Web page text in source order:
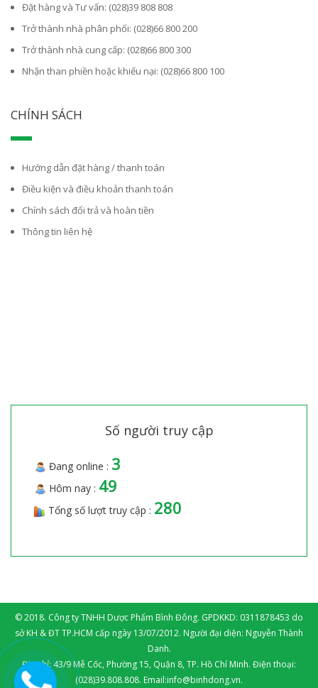
Đặt hàng và Tư vấn: (028)39 808 808
Trở thành nhà phân phối: (028)66 800 200
Trở thành nhà cung cấp: (028)66 800 300
Nhận than phiền hoặc khiếu nại: (028)66 800 100
CHÍNH SÁCH
Hướng dẫn đặt hàng / thanh toán
Điều kiện và điều khoản thanh toán
Chính sách đổi trả và hoàn tiền
Thông tin liên hệ
Số người truy cập
Đang online : 3
Hôm nay : 49
Tổng số lượt truy cập : 280
© 2018. Công ty TNHH Dược Phẩm Bình Đông. GPDKKD: 0311878453 do
sở KH & ĐT TP.HCM cấp ngày 13/07/2012. Người đại diện: Nguyễn Thành
Danh.
Địa chỉ: 43/9 Mễ Cốc, Phường 15, Quận 8, TP. Hồ Chí Minh. Điện thoại:
(028)39.808.808. Email:info@binhdong.vn.